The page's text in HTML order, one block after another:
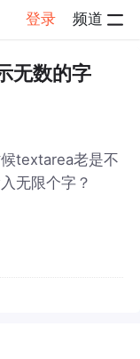
登录 频道
无数的字
textarea老是不
无限个字？